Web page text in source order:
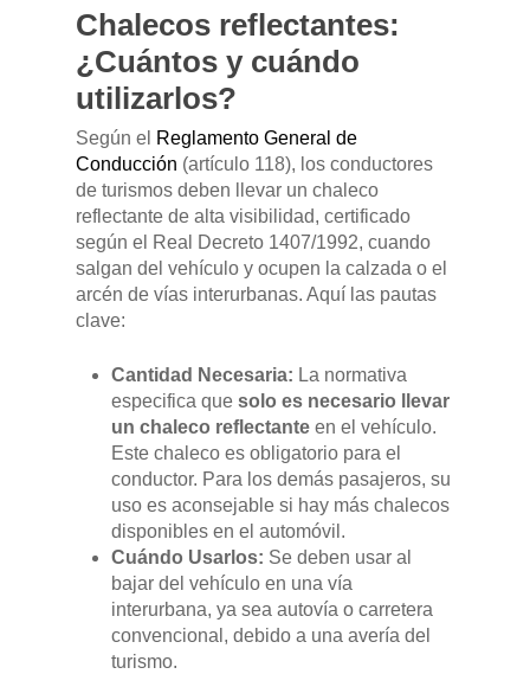
Chalecos reflectantes:
¿Cuántos y cuándo
utilizarlos?
Según el Reglamento General de
Conducción (artículo 118), los conductores
de turismos deben llevar un chaleco
reflectante de alta visibilidad, certificado
según el Real Decreto 1407/1992, cuando
salgan del vehículo y ocupen la calzada o el
arcén de vías interurbanas. Aquí las pautas
clave:
Cantidad Necesaria: La normativa
especifica que solo es necesario llevar
un chaleco reflectante en el vehículo.
Este chaleco es obligatorio para el
conductor. Para los demás pasajeros, su
uso es aconsejable si hay más chalecos
disponibles en el automóvil.
Cuándo Usarlos: Se deben usar al
bajar del vehículo en una vía
interurbana, ya sea autovía o carretera
convencional, debido a una avería del
turismo.